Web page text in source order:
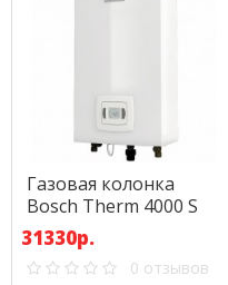
Газовая колонка
Bosch Therm 4000 S
WTD 12 AM E23
31330р.
0 отзывов